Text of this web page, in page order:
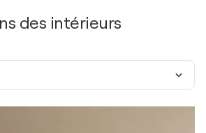
des intérieurs